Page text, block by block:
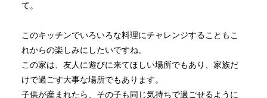
て。
このキッチンでいろいろな料理にチャレンジすることもこ
れからの楽しみにしたいですね。
この家は、友人に遊びに来てほしい場所でもあり、家族だ
けで過ごす大事な場所でもあります。
子供が産まれたら、その子も同じ気持ちで過ごせるように